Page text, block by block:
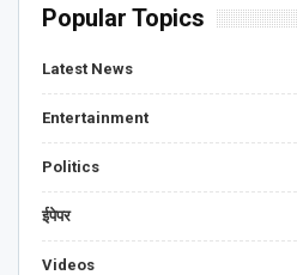
Popular Topics
Latest News
Entertainment
Politics
ईपेपर
Videos